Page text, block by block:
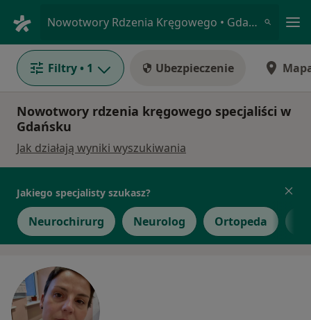
Nowotwory Rdzenia Kręgowego • Gdańsk, pomorskie
Filtry • 1 Ubezpieczenie
Nowotwory rdzenia kręgowego specjaliści w
Gdańsku
Jak działają wyniki wyszukiwania
Jakiego specjalisty szukasz?
Neurochirurg Neurolog Ortopeda